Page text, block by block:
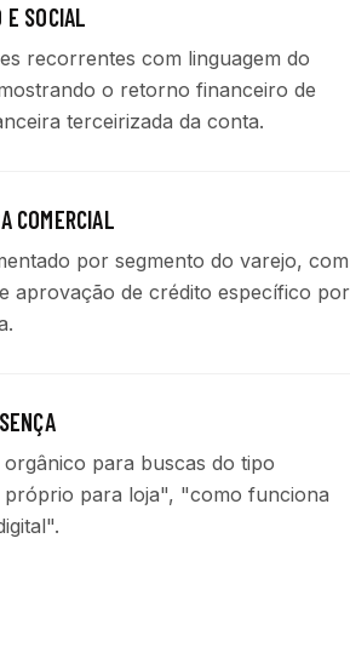
E SOCIAL
recorrentes com linguagem do
o retorno financeiro de
terceirizada da conta.
COMERCIAL
por segmento do varejo, com
aprovação de crédito específico por
para buscas do tipo
próprio para loja", "como funciona